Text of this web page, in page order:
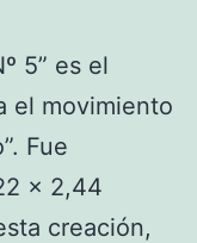
5” es el
el movimiento
Fue
x 2,44
creación,